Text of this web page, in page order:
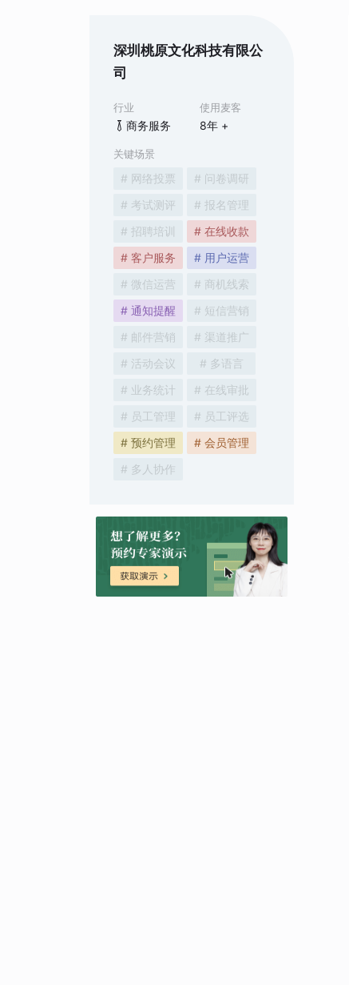
深圳桃原文化科技有限公
司
行业
商务服务
使用麦客
8年 +
关键场景
# 网络投票
# 问卷调研
# 考试测评
# 报名管理
# 招聘培训
# 在线收款
# 客户服务
# 用户运营
# 微信运营
# 商机线索
# 通知提醒
# 短信营销
# 邮件营销
# 渠道推广
# 活动会议
# 多语言
# 业务统计
# 在线审批
# 员工管理
# 员工评选
# 预约管理
# 会员管理
# 多人协作